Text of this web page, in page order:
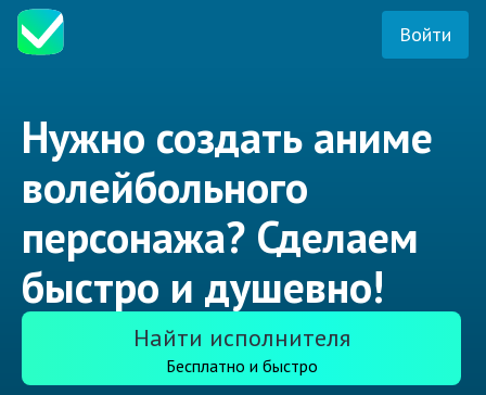
Войти
Нужно создать аниме
волейбольного
персонажа? Сделаем
быстро и душевно!
Найти исполнителя
Бесплатно и быстро